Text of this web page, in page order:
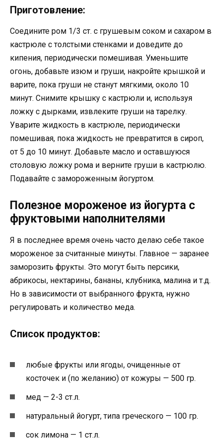
Приготовление:
Соедините ром 1/3 ст. с грушевым соком и сахаром в
кастрюле с толстыми стенками и доведите до
кипения, периодически помешивая. Уменьшите
огонь, добавьте изюм и груши, накройте крышкой и
варите, пока груши не станут мягкими, около 10
минут. Снимите крышку с кастрюли и, используя
ложку с дырками, извлеките груши на тарелку.
Уварите жидкость в кастрюле, периодически
помешивая, пока жидкость не превратится в сироп,
от 5 до 10 минут. Добавьте масло и оставшуюся
столовую ложку рома и верните груши в кастрюлю.
Подавайте с замороженным йогуртом.
Полезное мороженое из йогурта с
фруктовыми наполнителями
Я в последнее время очень часто делаю себе такое
мороженое за считанные минуты. Главное — заранее
заморозить фрукты. Это могут быть персики,
абрикосы, нектарины, бананы, клубника, малина и т.д.
Но в зависимости от выбранного фрукта, нужно
регулировать и количество меда.
Список продуктов:
любые фрукты или ягоды, очищенные от
косточек и (по желанию) от кожуры — 500 гр.
мед — 2-3 ст.л.
натуральный йогурт, типа греческого — 100 гр.
сок лимона — 1 ст.л.